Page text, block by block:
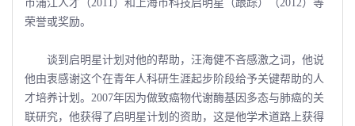
市浦江人才（2011）和上海市科技启明星（跟踪）（2012）等
荣誉或奖励。
谈到启明星计划对他的帮助，汪海健不吝感激之词，他说
他由衷感谢这个在青年人科研生涯起步阶段给予关键帮助的人
才培养计划。2007年因为做致癌物代谢酶基因多态与肺癌的关
联研究，他获得了启明星计划的资助，这是他学术道路上获得